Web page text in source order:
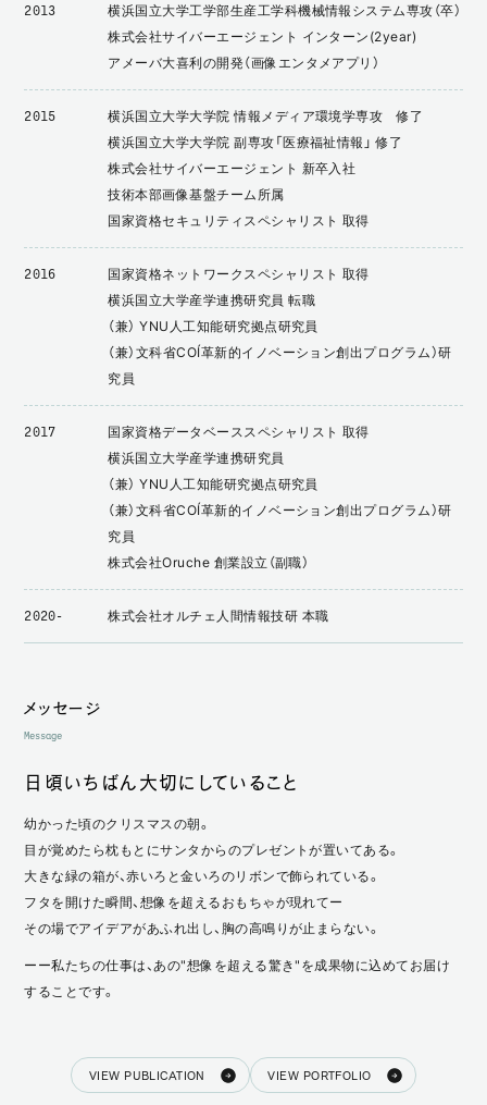
2013
横浜国立大学工学部生産工学科機械情報システム専攻（卒）
株式会社サイバーエージェント インターン(2year)
アメーバ大喜利の開発（画像エンタメアプリ）
2015
横浜国立大学大学院 情報メディア環境学専攻 修了
横浜国立大学大学院 副専攻「医療福祉情報」 修了
株式会社サイバーエージェント 新卒入社
技術本部画像基盤チーム所属
国家資格セキュリティスペシャリスト 取得
2016
国家資格ネットワークスペシャリスト 取得
横浜国立大学産学連携研究員 転職
（兼） YNU人工知能研究拠点研究員
（兼）文科省COI（革新的イノベーション創出プログラム）研
究員
2017
国家資格データベーススペシャリスト 取得
横浜国立大学産学連携研究員
（兼） YNU人工知能研究拠点研究員
（兼）文科省COI（革新的イノベーション創出プログラム）研
究員
株式会社Oruche 創業設立（副職）
2020- 株式会社オルチェ人間情報技研 本職
メッセージ
Message
日頃いちばん大切にしていること
幼かった頃のクリスマスの朝。
目が覚めたら枕もとにサンタからのプレゼントが置いてある。
大きな緑の箱が、赤いろと金いろのリボンで飾られている。
フタを開けた瞬間、想像を超えるおもちゃが現れてー
その場でアイデアがあふれ出し、胸の高鳴りが止まらない。
ーー私たちの仕事は、あの"想像を超える驚き"を成果物に込めてお届け
することです。
VIEW PUBLICATION VIEW PORTFOLIO